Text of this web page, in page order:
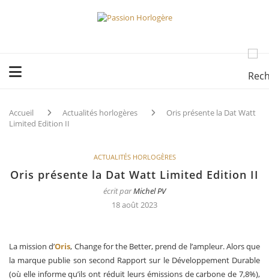
Accueil Actualités horlogères
Oris présente la Dat Watt
Limited Edition II
ACTUALITÉS HORLOGÈRES
Oris présente la Dat Watt Limited Edition II
écrit parMichel PV
18 août 2023
La mission d’Oris, Change for the Better, prend de l’ampleur. Alors que
la marque publie son second Rapport sur le Développement Durable
(où elle informe qu’ils ont réduit leurs émissions de carbone de 7,8%),